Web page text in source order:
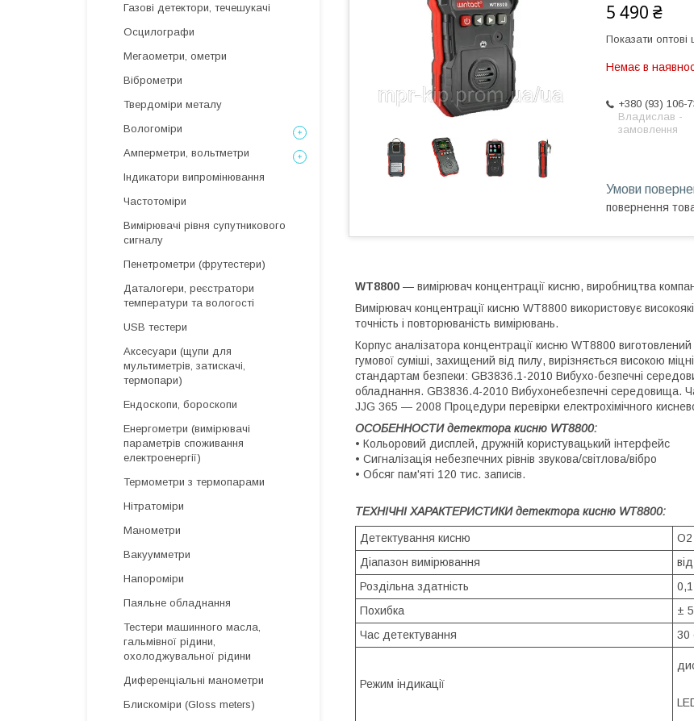
5 490 ₴
Показати оптові
Немає в
+380 (93) 106-
Владислав -
замовлення
повернення
WT8800 — вимірювач концентрації кисню, виробництва
Вимірювач концентрації кисню WT8800 використовує
точність і повторюваність вимірювань.
Корпус аналізатора концентрації кисню WT8800 виготовлений
гумової суміші, захищений від пилу, вирізняється високою
стандартам безпеки: GB3836.1-2010 Вибухо-безпечні
обладнання. GB3836.4-2010 Вибухонебезпечні середовища.
JJG 365 — 2008 Процедури перевірки електрохімічного
ОСОБЕННОСТИ детектора кисню WT8800:
• Кольоровий дисплей, дружній користувацький інтерфейс
• Сигналізація небезпечних рівнів звукова/світлова/вібро
• Обсяг пам'яті 120 тис. записів.
ТЕХНІЧНІ ХАРАКТЕРИСТИКИ детектора кисню WT8800:
Детектування кисню
O2
Діапазон вимірювання
Роздільна здатність
Похибка
±
Час детектування
30
Режим індикації
Газові детектори, течешукачі
Осцилографи
Мегаометри, ометри
Віброметри
Твердоміри металу
Вологоміри
Амперметри, вольтметри
Індикатори випромінювання
Частотоміри
Вимірювачі рівня супутникового
сигналу
Пенетрометри (фрутестери)
Даталогери, реєстратори
температури та вологості
USB тестери
Аксесуари (щупи для
мультиметрів, затискачі,
термопари)
Ендоскопи, бороскопи
Енергометри (вимірювачі
параметрів споживання
електроенергії)
Термометри з термопарами
Нітратоміри
Манометри
Вакуумметри
Напороміри
Паяльне обладнання
Тестери машинного масла,
гальмівної рідини,
охолоджувальної рідини
Диференціальні манометри
Блискоміри (Gloss meters)